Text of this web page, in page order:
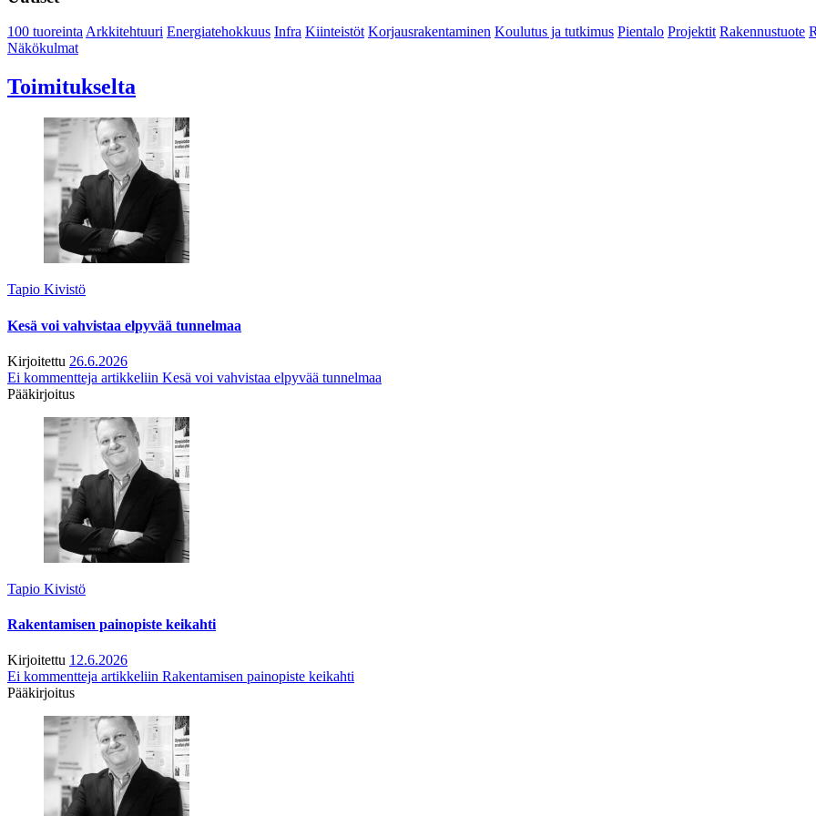
100 tuoreintaArkkitehtuuri Energiatehokkuus Infra Kiinteistöt Korjausrakentaminen Koulutus ja tutkimus Pientalo Projektit Rakennustuote
Näkökulmat
Toimitukselta
Tapio Kivistö
Kesä voi vahvistaa elpyvää tunnelmaa
Kirjoitettu 26.6.2026
Ei kommentteja artikkeliin Kesä voi vahvistaa elpyvää tunnelmaa
Pääkirjoitus
Tapio Kivistö
Rakentamisen painopiste keikahti
Kirjoitettu 12.6.2026
Ei kommentteja artikkeliin Rakentamisen painopiste keikahti
Pääkirjoitus